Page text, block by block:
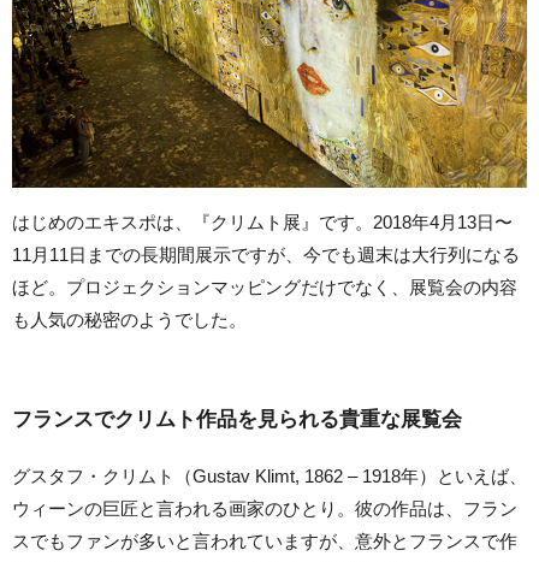
はじめのエキスポは、『クリムト展』です。2018年4月13日〜
11月11日までの長期間展示ですが、今でも週末は大行列になる
ほど。プロジェクションマッピングだけでなく、展覧会の内容
も人気の秘密のようでした。
フランスでクリムト作品を見られる貴重な展覧会
グスタフ・クリムト（Gustav Klimt, 1862 – 1918年）といえば、
ウィーンの巨匠と言われる画家のひとり。彼の作品は、フラン
スでもファンが多いと言われていますが、意外とフランスで作